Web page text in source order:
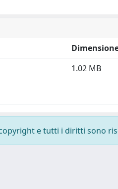
1.02 MB
e tutti i diritti sono